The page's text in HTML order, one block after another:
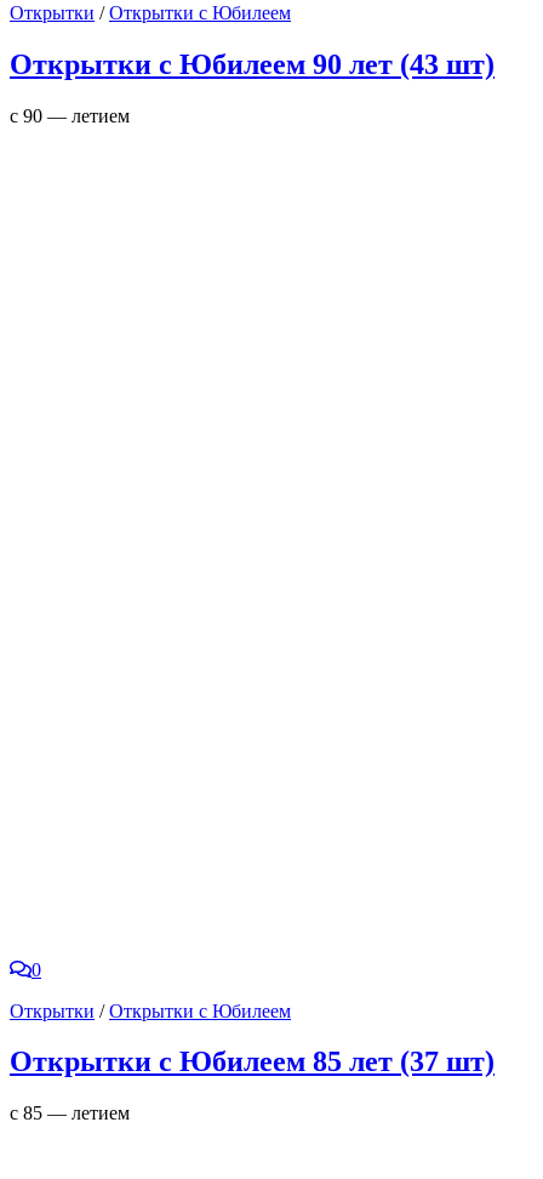
Открытки /Открытки с Юбилеем
Открытки с Юбилеем 90 лет (43 шт)
с 90 — летием
0
Открытки /Открытки с Юбилеем
Открытки с Юбилеем 85 лет (37 шт)
с 85 — летием